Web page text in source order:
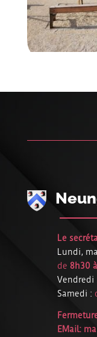
Le
Lundi,
de 8h30
Vendredi
Samedi :
EMail: